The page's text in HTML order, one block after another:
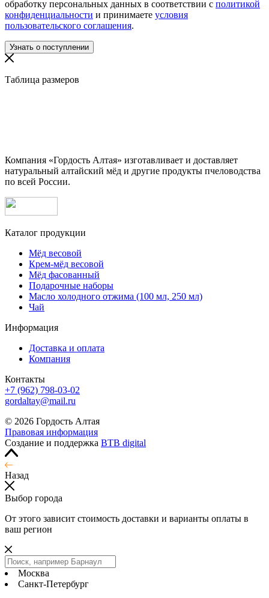
обработку персональных данных в соответствии с политикой
конфиденциальности и принимаете условия
пользовательского соглашения.
Таблица размеров
Компания «Гордость Алтая» изготавливает и доставляет
натуральный алтайский мёд и другие продукты пчеловодства
по всей России.
Каталог продукции
Мёд весовой
Крем-мёд весовой
Мёд фасованный
Подарочные наборы
Масло холодного отжима (100 мл, 250 мл)
Чай
Информация
Доставка и оплата
Компания
Контакты
+7 (962) 798-03-02
gordaltay@mail.ru
© 2026 Гордость Алтая
Правовая информация
Создание и поддержка BTB digital
Назад
Выбор города
От этого зависит стоимость доставки и варианты оплаты в
ваш регион
Москва
Санкт-Петербург